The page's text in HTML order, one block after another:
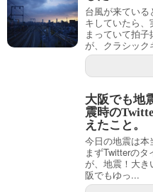
台風が来てい
キしていたら
まっていて拍
が、クラシック
大阪でも地
震時の
えたこと。
今日の地震は本
まずTwitterの
が、地震！大
阪でもゆっ...